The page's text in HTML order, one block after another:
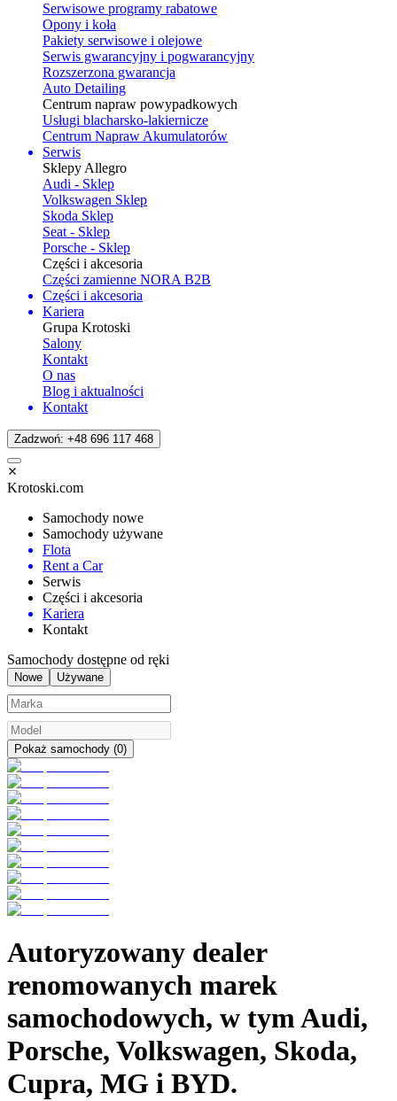
Serwisowe programy rabatowe
Opony i koła
Pakiety serwisowe i olejowe
Serwis gwarancyjny i pogwarancyjny
Rozszerzona gwarancja
Auto Detailing
Centrum napraw powypadkowych
Usługi blacharsko-lakiernicze
Centrum Napraw Akumulatorów
Serwis
Sklepy Allegro
Audi - Sklep
Volkswagen Sklep
Skoda Sklep
Seat - Sklep
Porsche - Sklep
Części i akcesoria
Części zamienne NORA B2B
Części i akcesoria
Kariera
Grupa Krotoski
Salony
Kontakt
O nas
Blog i aktualności
Kontakt
Zadzwoń: +48 696 117 468
Krotoski.com
Samochody nowe
Samochody używane
Flota
Rent a Car
Serwis
Części i akcesoria
Kariera
Kontakt
Samochody dostępne od ręki
Nowe Używane
Pokaż samochody (0)
Autoryzowany dealer
renomowanych marek
samochodowych, w tymAudi,
Porsche, Volkswagen, Skoda,
Cupra, MG i BYD.